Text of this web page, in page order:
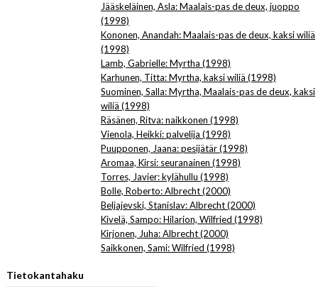
Jääskeläinen, Asla: Maalais-pas de deux, juoppo
(1998)
Kononen, Anandah: Maalais-pas de deux, kaksi wiliä
(1998)
Lamb, Gabrielle: Myrtha (1998)
Karhunen, Titta: Myrtha, kaksi wiliä (1998)
Suominen, Salla: Myrtha, Maalais-pas de deux, kaksi
wiliä (1998)
Räsänen, Ritva: naikkonen (1998)
Vienola, Heikki: palvelija (1998)
Puupponen, Jaana: pesijätär (1998)
Aromaa, Kirsi: seuranainen (1998)
Torres, Javier: kylähullu (1998)
Bolle, Roberto: Albrecht (2000)
Beljajevski, Stanislav: Albrecht (2000)
Kivelä, Sampo: Hilarion, Wilfried (1998)
Kirjonen, Juha: Albrecht (2000)
Saikkonen, Sami: Wilfried (1998)
Tietokantahaku